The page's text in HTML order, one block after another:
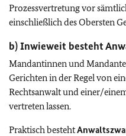
Prozessvertretung vor
einschließlich des Obersten
b) Inwieweit besteht
Mandantinnen und
Gerichten in der Regel von
Rechtsanwalt und einer/
vertreten lassen.
Praktisch besteht